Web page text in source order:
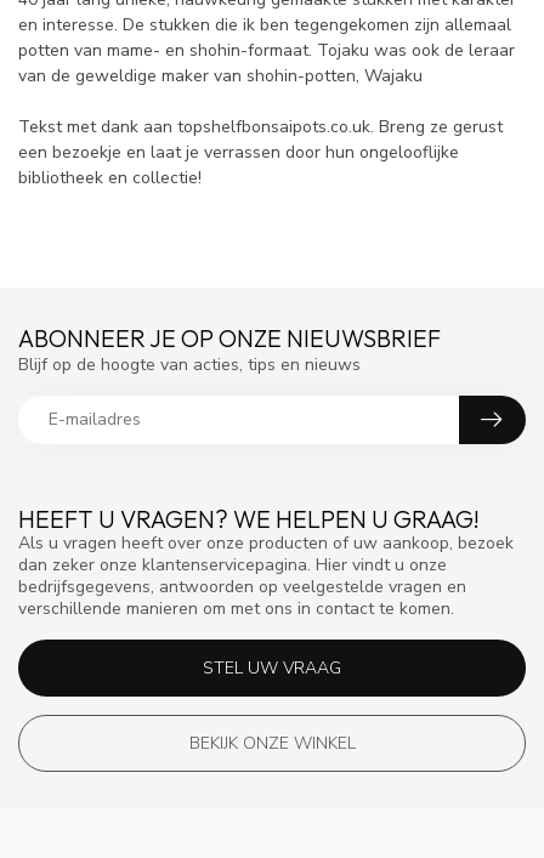
en interesse. De stukken die ik ben tegengekomen zijn allemaal
potten van mame- en shohin-formaat. Tojaku was ook de leraar
van de geweldige maker van shohin-potten, Wajaku
Tekst met dank aan topshelfbonsaipots.co.uk. Breng ze gerust
een bezoekje en laat je verrassen door hun ongelooflijke
bibliotheek en collectie!
HEEFT U VRAGEN? WE HELPEN U GRAAG!
Als u vragen heeft over onze producten of uw aankoop, bezoek
dan zeker onze klantenservicepagina. Hier vindt u onze
bedrijfsgegevens, antwoorden op veelgestelde vragen en
verschillende manieren om met ons in contact te komen.
STEL UW VRAAG
BEKIJK ONZE WINKEL
ABONNEER JE OP ONZE NIEUWSBRIEF
Blijf op de hoogte van acties, tips en nieuws